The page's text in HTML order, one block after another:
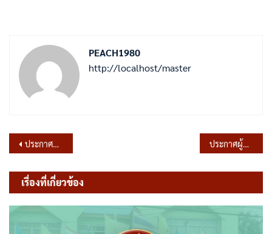
PEACH1980
http://localhost/master
แนะแนว
เรื่อง
ประกาศผู้ชนะการเสนอราคา จ้างโครงการซ่อมแซมผิวจราจรคอนกรีตเสริมเหล็ก รหัสสายทาง ลบ.ถ.88-042 ซอยไปสะพานวัดสิงหล บริเวณบ้านผู้ใหญ่ทิวา สวนสุข หมู่ที่ 4 ต.พรหมมาสตร์ โดยวิธีเฉพาะเจาะจง ประกาศผู้ชนะการเสนอราคา จ้างโครงการขยายไหล่ถนนผิวจราจรคอนกรีตเสริมเหล็ก รหัสสายทาง ลบ.ถ.88-007 หมู่ที่ 4 จากวัดมณีชลขันธ์ ถึงสามแยกไปร้านน้อยอาหารป่า โดยวิธีเฉพาะเจาะจง
เรื่องที่เกี่ยวข้อง